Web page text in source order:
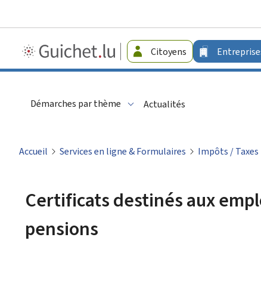
Guichet.lu
-
Citoyens
Démarches par thème Actualités
Accueil Services en ligne & Formulaires Impôts / Taxes
Certificats destinés aux
pensions